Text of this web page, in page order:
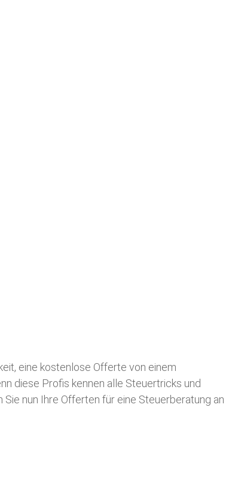
eine kostenlose Offerte von einem
diese Profis kennen alle Steuertricks und
nun Ihre Offerten für eine Steuerberatung an